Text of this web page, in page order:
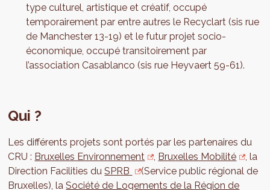
type culturel, artistique et créatif, occupé
temporairement par entre autres le Recyclart (sis rue
de Manchester 13-19) et le futur projet socio-
économique, occupé transitoirement par
l’association Casablanco (sis rue Heyvaert 59-61).
Qui ?
Les différents projets sont portés par les partenaires du
CRU : Bruxelles Environnement , Bruxelles Mobilité
, la
Direction Facilities duSPRB
(Service public régional de
Bruxelles), laSociété de Logements de la Région de